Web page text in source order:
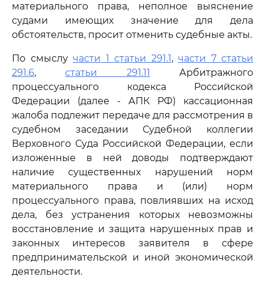
материального права, неполное выяснение
судами имеющих значение для дела
обстоятельств, просит отменить судебные акты.
По смыслу части 1 статьи 291.1, части 7 статьи
291.6,статьи 291.11 Арбитражного
процессуального кодекса Российской
Федерации (далее - АПК РФ) кассационная
жалоба подлежит передаче для рассмотрения в
судебном заседании Судебной коллегии
Верховного Суда Российской Федерации, если
изложенные в ней доводы подтверждают
наличие существенных нарушений норм
материального права и (или) норм
процессуального права, повлиявших на исход
дела, без устранения которых невозможны
восстановление и защита нарушенных прав и
законных интересов заявителя в сфере
предпринимательской и иной экономической
деятельности.